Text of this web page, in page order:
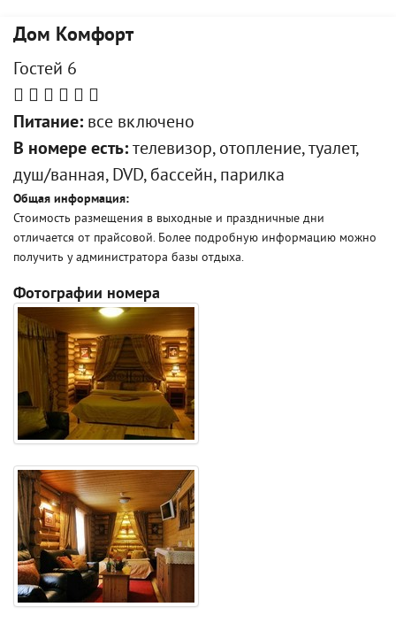
Дом Комфорт
Гостей 6
Питание: все включено
В номере есть: телевизор, отопление, туалет,
душ/ванная, DVD, бассейн, парилка
Общая информация:
Стоимость размещения в выходные и праздничные дни
отличается от прайсовой. Более подробную информацию можно
получить у администратора базы отдыха.
Фотографии номера